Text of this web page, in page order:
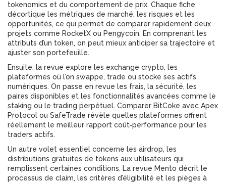
tokenomics et du comportement de prix. Chaque fiche
décortique les métriques de marché, les risques et les
opportunités, ce qui permet de comparer rapidement deux
projets comme RocketX ou Pengycoin. En comprenant les
attributs d’un token, on peut mieux anticiper sa trajectoire et
ajuster son portefeuille.
Ensuite, la revue explore les exchange crypto, les
plateformes où l’on swappe, trade ou stocke ses actifs
numériques. On passe en revue les frais, la sécurité, les
paires disponibles et les fonctionnalités avancées comme le
staking ou le trading perpétuel. Comparer BitCoke avec Apex
Protocol ou SafeTrade révèle quelles plateformes offrent
réellement le meilleur rapport coût‑performance pour les
traders actifs.
Un autre volet essentiel concerne les airdrop, les
distributions gratuites de tokens aux utilisateurs qui
remplissent certaines conditions. La revue Mento décrit le
processus de claim, les critères d’éligibilité et les pièges à